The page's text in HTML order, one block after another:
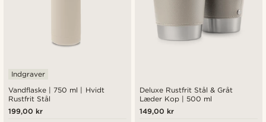
Vandflaske | 750 ml | Hvidt
Rustfrit Stål
Indgraver
199,00 kr
Deluxe Rustfrit Stål & Gråt
Læder Kop | 500 ml
149,00 kr